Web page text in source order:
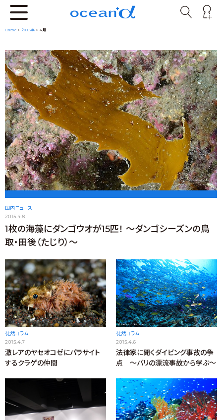
Home > 2015年 > 4月
国内ニュース
2015.4.8
1枚の海藻にダンゴウオが15匹！ ～ダンゴシーズンの鳥
取・田後（たじり）～
徒然コラム
2015.4.7
激レアのヤセオコゼにパラサイト
するクラゲの仲間
徒然コラム
2015.4.6
法律家に聞くダイビング事故の争
点 ～バリの漂流事故から学ぶ～